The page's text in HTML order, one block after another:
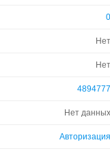
0
Нет
Нет
4894777
Нет данных
Авторизация